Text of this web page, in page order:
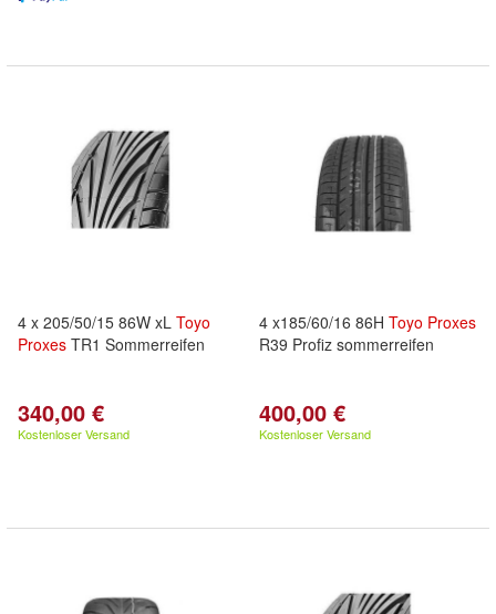
4 x 205/50/15 86W xL Toyo
Proxes TR1 Sommerreifen
340,00 €
Kostenloser Versand
4 x185/60/16 86H Toyo Proxes
R39 Profiz sommerreifen
400,00 €
Kostenloser Versand